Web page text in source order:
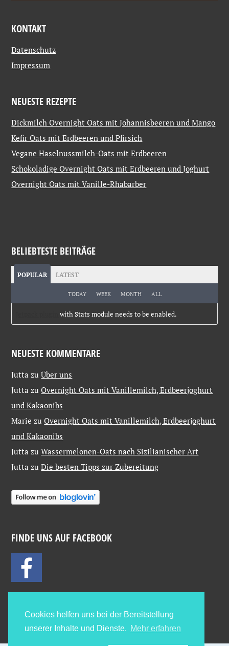
Cookies helfen uns bei der Bereitstellung
unserer Inhalte und Dienste. Mehr erfahren
KONTAKT
Datenschutz
Impressum
NEUESTE REZEPTE
Dickmilch Overnight Oats mit Johannisbeeren und Mango
Kefir Oats mit Erdbeeren und Pfirsich
Vegane Haselnussmilch-Oats mit Erdbeeren
Schokoladige Overnight Oats mit Erdbeeren und Joghurt
Overnight Oats mit Vanille-Rhabarber
BELIEBTESTE BEITRÄGE
POPULAR LATEST
TODAY WEEK MONTH ALL
with Stats module needs to be enabled.
NEUESTE KOMMENTARE
Jutta zuÜber uns
Jutta zuOvernight Oats mit Vanillemilch, Erdbeerjoghurt
und Kakaonibs
Marie zuOvernight Oats mit Vanillemilch, Erdbeerjoghurt
und Kakaonibs
Jutta zuWassermelonen-Oats nach Sizilianischer Art
Jutta zuDie besten Tipps zur Zubereitung
FINDE UNS AUF FACEBOOK